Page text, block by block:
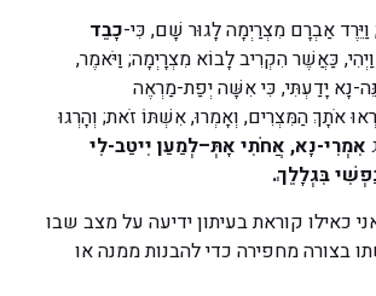
אַבְרָם מִצְרַיְמָה לָגוּר שָׁם, כִּי-כָבֵד
וַיְהִי, כַּאֲשֶׁר הִקְרִיב לָבוֹא מִצְרָיְמָה; וַיֹּאמֶר,
נָא יָדַעְתִּי, כִּי אִשָּׁה יְפַת-מַרְאֶה
אֹתָךְ הַמִּצְרִים, וְאָמְרוּ, אִשְׁתּוֹ זֹאת; וְהָרְגוּ
אִמְרִי-נָא, אֲחֹתִי אָתְּ–לְמַעַן יִיטַב-לִי
בִּגְלָלֵךְ.
כאילו קוראת בעיתון ידיעה על מצב שבו
בצורה מחפירה כדי להבנות ממנה או